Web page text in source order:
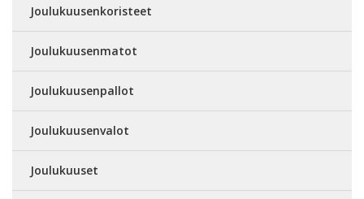
Joulukuusenkoristeet
Joulukuusenmatot
Joulukuusenpallot
Joulukuusenvalot
Joulukuuset